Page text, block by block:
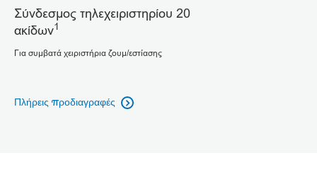
Σύνδεσμος τηλεχειριστηρίου 20
ακίδων1
Για συμβατά χειριστήρια ζουμ/εστίασης
Πλήρεις προδιαγραφές 